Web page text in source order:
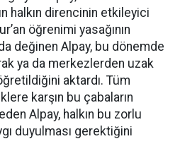
halkın direncinin etkileyici
öğrenimi yasağının
değinen Alpay, bu dönemde
ya da merkezlerden uzak
aktardı. Tüm
karşın bu çabaların
Alpay, halkın bu zorlu
duyulması gerektiğini